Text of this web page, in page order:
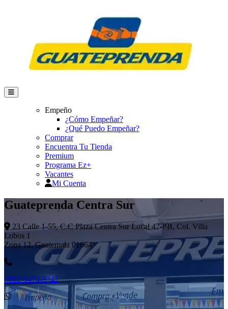
Empeño
¿Cómo Empeñar?
¿Qué Puedo Empeñar?
Comprar
Encuentra Tu Tienda
Premium
Programa Ez+
Vacantes
Mi Cuenta
Guateprenda Centra Sur
23 Calle 1-55, C.C Plaza Centra Sur Local 47-PB, Col. Villa
Lobos 1
Zona 12, Guatemala 01064
+502-5474-8742